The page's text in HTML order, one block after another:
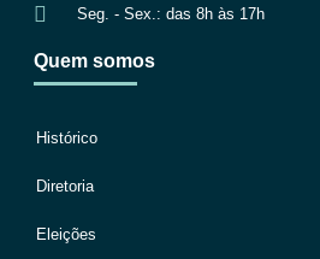
Seg. - Sex.: das 8h às 17h
Quem somos
Histórico
Diretoria
Eleições